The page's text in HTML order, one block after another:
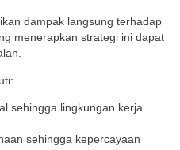
dampak langsung terhadap
menerapkan strategi ini dapat
sehingga lingkungan kerja
sehingga kepercayaan